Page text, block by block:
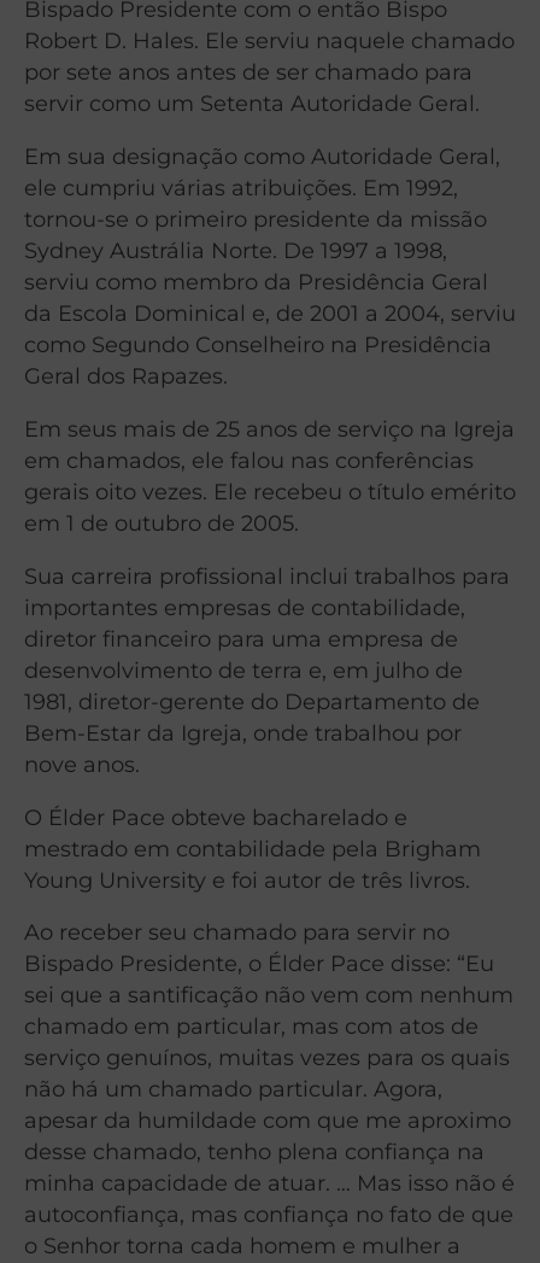
Bispado Presidente com o então Bispo
Robert D. Hales. Ele serviu naquele chamado
por sete anos antes de ser chamado para
servir como um Setenta Autoridade Geral.
Em sua designação como Autoridade Geral,
ele cumpriu várias atribuições. Em 1992,
tornou-se o primeiro presidente da missão
Sydney Austrália Norte. De 1997 a 1998,
serviu como membro da Presidência Geral
da Escola Dominical e, de 2001 a 2004, serviu
como Segundo Conselheiro na Presidência
Geral dos Rapazes.
Em seus mais de 25 anos de serviço na Igreja
em chamados, ele falou nas conferências
gerais oito vezes. Ele recebeu o título emérito
em 1 de outubro de 2005.
Sua carreira profissional inclui trabalhos para
importantes empresas de contabilidade,
diretor financeiro para uma empresa de
desenvolvimento de terra e, em julho de
1981, diretor-gerente do Departamento de
Bem-Estar da Igreja, onde trabalhou por
nove anos.
O Élder Pace obteve bacharelado e
mestrado em contabilidade pela Brigham
Young University e foi autor de três livros.
Ao receber seu chamado para servir no
Bispado Presidente, o Élder Pace disse: “Eu
sei que a santificação não vem com nenhum
chamado em particular, mas com atos de
serviço genuínos, muitas vezes para os quais
não há um chamado particular. Agora,
apesar da humildade com que me aproximo
desse chamado, tenho plena confiança na
minha capacidade de atuar. … Mas isso não é
autoconfiança, mas confiança no fato de que
o Senhor torna cada homem e mulher a